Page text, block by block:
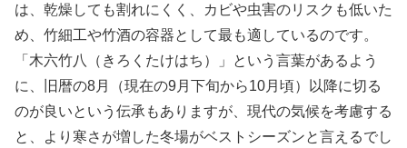
は、乾燥しても割れにくく、カビや虫害のリスクも低いた
め、竹細工や竹酒の容器として最も適しているのです。
「木六竹八（きろくたけはち）」という言葉があるよう
に、旧暦の8月（現在の9月下旬から10月頃）以降に切る
のが良いという伝承もありますが、現代の気候を考慮する
と、より寒さが増した冬場がベストシーズンと言えるでし